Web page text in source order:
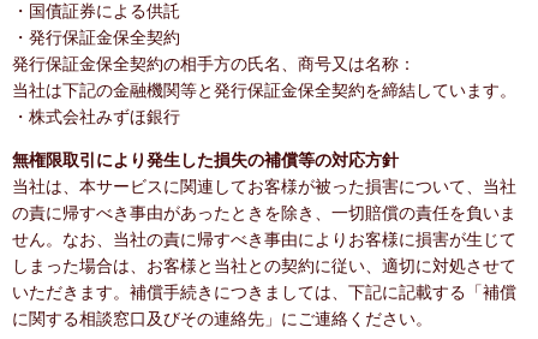
・国債証券による供託
・発行保証金保全契約
発行保証金保全契約の相手方の氏名、商号又は名称：
当社は下記の金融機関等と発行保証金保全契約を締結しています。
・株式会社みずほ銀行
無権限取引により発生した損失の補償等の対応方針
当社は、本サービスに関連してお客様が被った損害について、当社
の責に帰すべき事由があったときを除き、一切賠償の責任を負いま
せん。なお、当社の責に帰すべき事由によりお客様に損害が生じて
しまった場合は、お客様と当社との契約に従い、適切に対処させて
いただきます。補償手続きにつきましては、下記に記載する「補償
に関する相談窓口及びその連絡先」にご連絡ください。